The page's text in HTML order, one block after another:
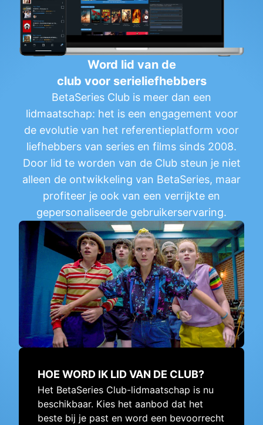
Word lid van de
club voor serieliefhebbers
BetaSeries Club is meer dan een
lidmaatschap: het is een engagement voor
de evolutie van het referentieplatform voor
liefhebbers van series en films sinds 2008.
Door lid te worden van de Club steun je niet
alleen de ontwikkeling van BetaSeries, maar
profiteer je ook van een verrijkte en
gepersonaliseerde gebruikerservaring.
HOE WORD IK LID VAN DE CLUB?
Het BetaSeries Club-lidmaatschap is nu
beschikbaar. Kies het aanbod dat het
beste bij je past en word een bevoorrecht